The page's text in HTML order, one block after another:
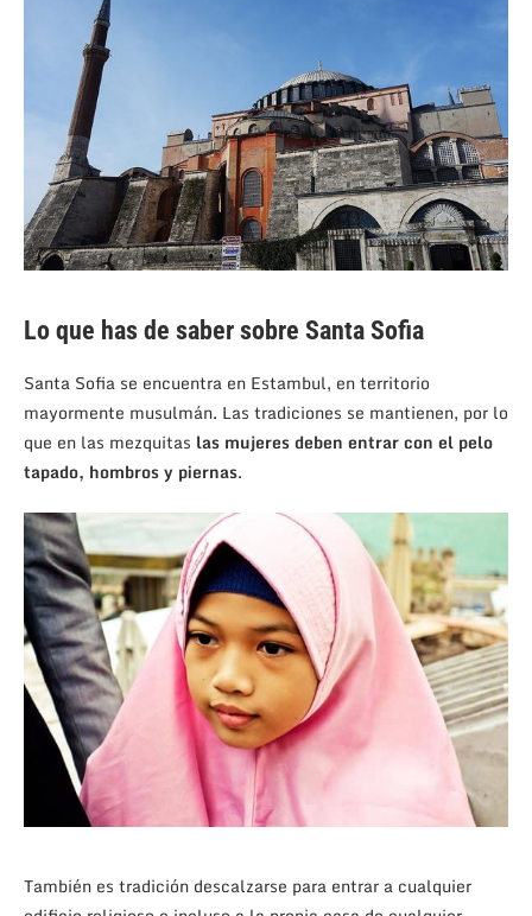
Lo que has de saber sobre Santa Sofia
Santa Sofia se encuentra en Estambul, en territorio
mayormente musulmán. Las tradiciones se mantienen, por lo
que en las mezquitas las mujeres deben entrar con el pelo
tapado, hombros y piernas.
También es tradición descalzarse para entrar a cualquier